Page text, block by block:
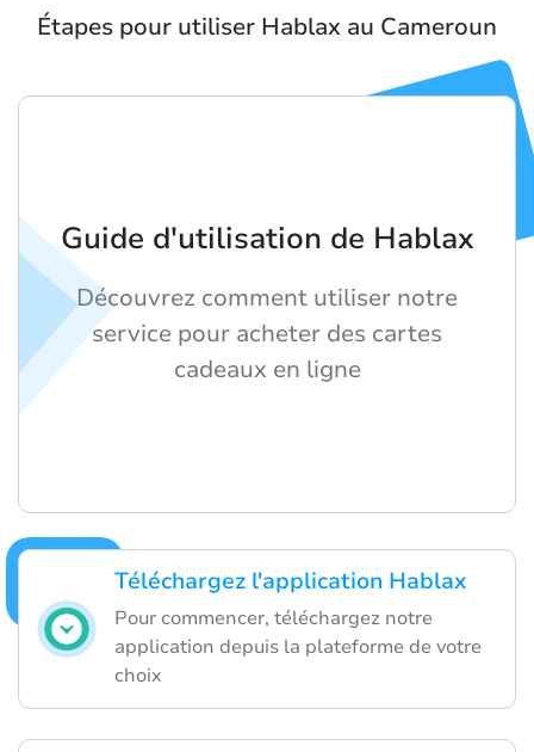
Étapes pour utiliser Hablax au Cameroun
Téléchargez l'application Hablax
Pour commencer, téléchargez notre
application depuis la plateforme de votre
choix
Guide d'utilisation de Hablax
Découvrez comment utiliser notre
service pour acheter des cartes
cadeaux en ligne